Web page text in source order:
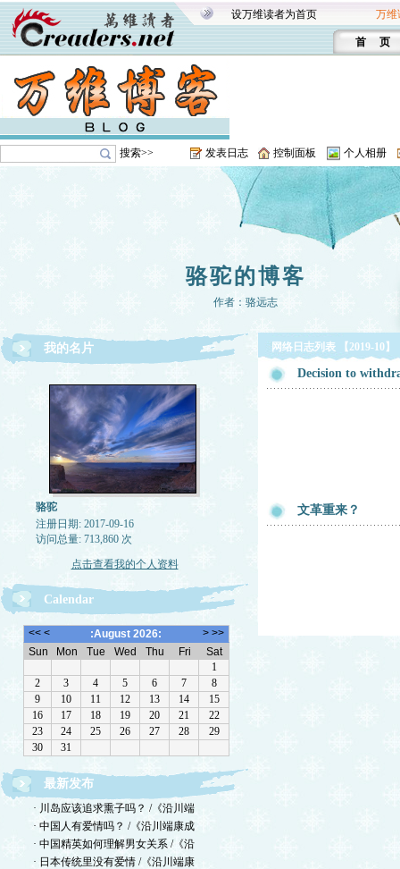
设万维读者为首页 万维
首 页
搜索>> 发表日志 控制面板 个人相册
骆驼的博客
作者：骆远志
我的名片
骆驼
注册日期: 2017-09-16
访问总量: 713,860 次
点击查看我的个人资料
Calendar
最新发布
· 川岛应该追求熏子吗？ /《沿川端
· 中国人有爱情吗？ /《沿川端康成
· 中国精英如何理解男女关系 /《沿
· 日本传统里没有爱情 /《沿川端康
网络日志列表 【2019-10】
Decision to
文革重来？